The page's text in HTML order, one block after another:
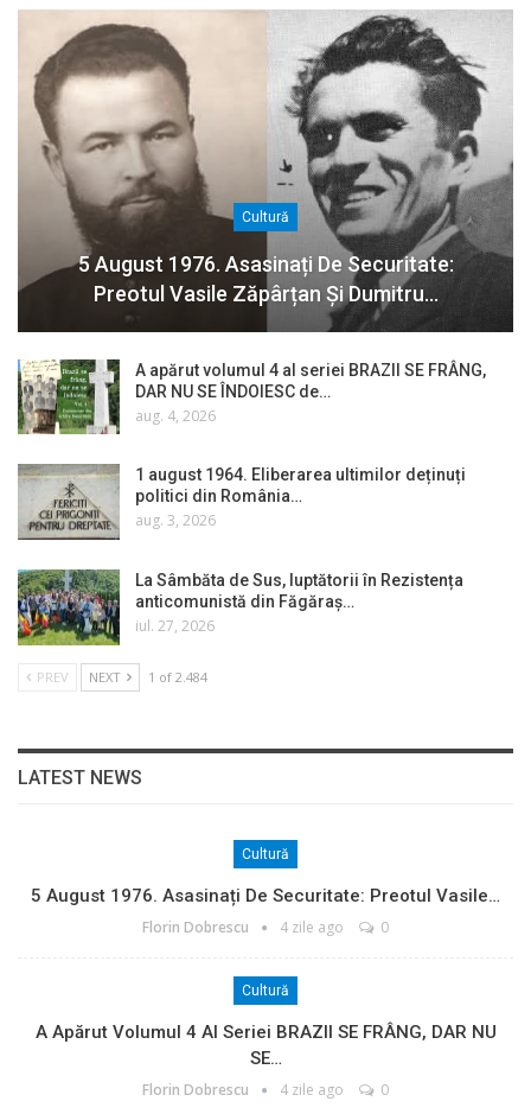
Cultură
5 August 1976. Asasinați De Securitate:
Preotul Vasile Zăpârțan Și Dumitru…
A apărut volumul 4 al seriei BRAZII SE FRÂNG,
DAR NU SE ÎNDOIESC de…
aug. 4, 2026
1 august 1964. Eliberarea ultimilor deținuți
politici din România…
aug. 3, 2026
La Sâmbăta de Sus, luptătorii în Rezistența
anticomunistă din Făgăraș…
iul. 27, 2026
PREV NEXT 1 of 2.484
LATEST NEWS
Cultură
5 August 1976. Asasinați De Securitate: Preotul Vasile…
Florin Dobrescu 4 zile ago 0
Cultură
A Apărut Volumul 4 Al Seriei BRAZII SE FRÂNG, DAR NU
SE…
Florin Dobrescu 4 zile ago 0